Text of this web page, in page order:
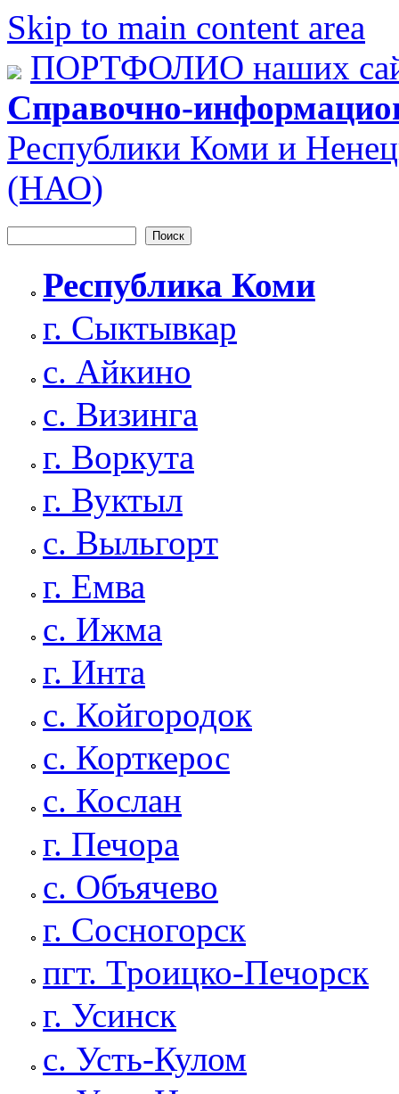
Skip to main content area
ПОРТФОЛИО наших
Справочно-
Республики Коми и
(НАО)
Форма поиска
Республика Коми
г. Сыктывкар
с. Айкино
с. Визинга
г. Воркута
г. Вуктыл
с. Выльгорт
г. Емва
с. Ижма
г. Инта
с. Койгородок
с. Корткерос
с. Кослан
г. Печора
с. Объячево
г. Сосногорск
пгт. Троицко-Печорск
г. Усинск
с. Усть-Кулом